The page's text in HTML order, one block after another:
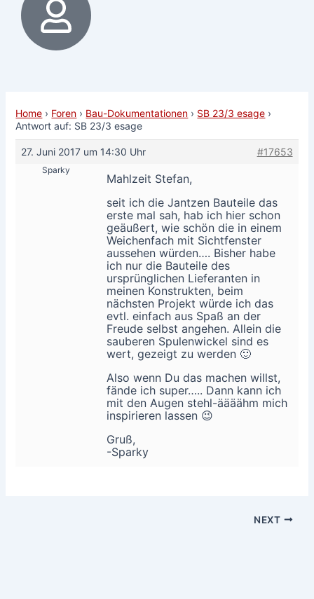
Home › Foren › Bau-Dokumentationen › SB 23/3 esage ›
Antwort auf: SB 23/3 esage
27. Juni 2017 um 14:30 Uhr #17653
Sparky
Mahlzeit Stefan,
seit ich die Jantzen Bauteile das
erste mal sah, hab ich hier schon
geäußert, wie schön die in einem
Weichenfach mit Sichtfenster
aussehen würden…. Bisher habe
ich nur die Bauteile des
ursprünglichen Lieferanten in
meinen Konstrukten, beim
nächsten Projekt würde ich das
evtl. einfach aus Spaß an der
Freude selbst angehen. Allein die
sauberen Spulenwickel sind es
wert, gezeigt zu werden 🙂
Also wenn Du das machen willst,
fände ich super….. Dann kann ich
mit den Augen stehl-äääähm mich
inspirieren lassen 😉
Gruß,
-Sparky
NEXT